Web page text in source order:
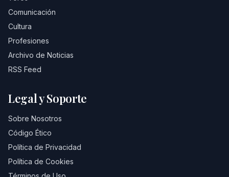
Comunicación
Cultura
Profesiones
Archivo de Noticias
RSS Feed
Legal y Soporte
Sobre Nosotros
Código Ético
Política de Privacidad
Política de Cookies